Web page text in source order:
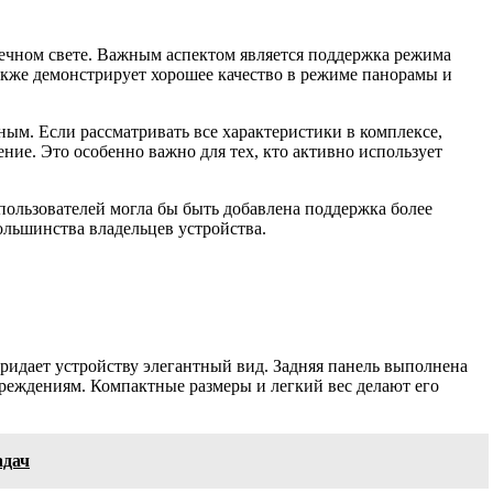
свете. Важным аспектом является поддержка режима
демонстрирует хорошее качество в режиме панорамы и
Если рассматривать все характеристики в комплексе,
Это особенно важно для тех, кто активно использует
могла бы быть добавлена поддержка более
владельцев устройства.
устройству элегантный вид. Задняя панель выполнена
Компактные размеры и легкий вес делают его